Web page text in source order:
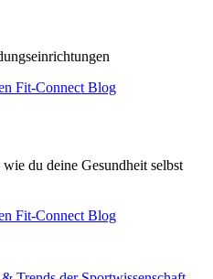
Fit-Connect Blog
du deine Gesundheit selbst
Fit-Connect Blog